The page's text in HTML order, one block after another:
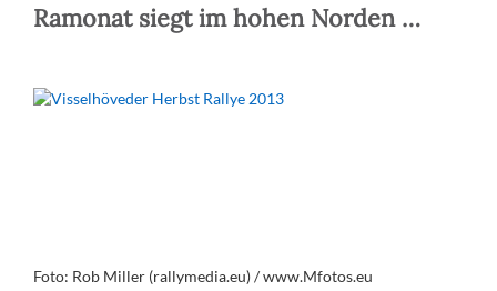
Ramonat siegt im hohen Norden …
Foto: Rob Miller (rallymedia.eu) / www.Mfotos.eu